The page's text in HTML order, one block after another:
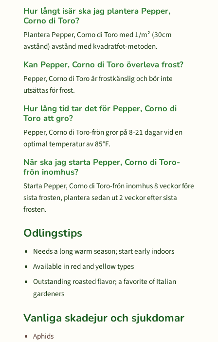
Hur långt isär ska jag plantera Pepper,
Corno di Toro?
Plantera Pepper, Corno di Toro med 1/m² (30cm
avstånd) avstånd med kvadratfot-metoden.
Kan Pepper, Corno di Toro överleva frost?
Pepper, Corno di Toro är frostkänslig och bör inte
utsättas för frost.
Hur lång tid tar det för Pepper, Corno di
Toro att gro?
Pepper, Corno di Toro-frön gror på 8-21 dagar vid en
optimal temperatur av 85°F.
När ska jag starta Pepper, Corno di Toro-
frön inomhus?
Starta Pepper, Corno di Toro-frön inomhus 8 veckor före
sista frosten, plantera sedan ut 2 veckor efter sista
frosten.
Odlingstips
Needs a long warm season; start early indoors
Available in red and yellow types
Outstanding roasted flavor; a favorite of Italian
gardeners
Vanliga skadejur och sjukdomar
Aphids